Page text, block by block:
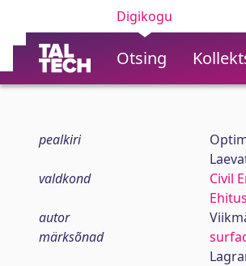
Digikogu
Otsing
pealkiri
valdkond
Civil
autor
märksõnad